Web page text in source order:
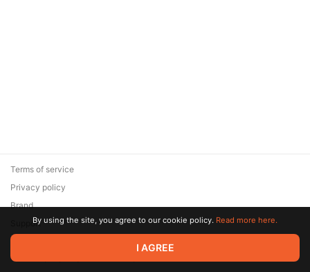
© 2026 Zaya Solutions Limited. All rights reserved. All trademarks
are the property of their respective owners.
Terms of service
Privacy policy
Brand
SupportBy using the site, you agree to our cookie policy. Read more here.
I AGREE